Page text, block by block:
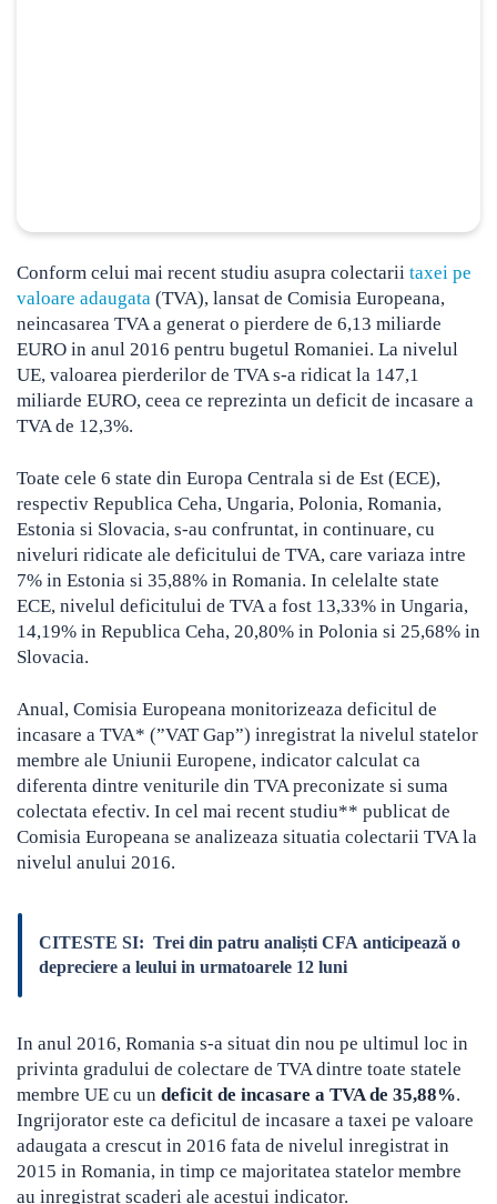
Conform celui mai recent studiu asupra colectarii taxei pe
valoare adaugata (TVA), lansat de Comisia Europeana,
neincasarea TVA a generat o pierdere de 6,13 miliarde
EURO in anul 2016 pentru bugetul Romaniei. La nivelul
UE, valoarea pierderilor de TVA s-a ridicat la 147,1
miliarde EURO, ceea ce reprezinta un deficit de incasare a
TVA de 12,3%.
Toate cele 6 state din Europa Centrala si de Est (ECE),
respectiv Republica Ceha, Ungaria, Polonia, Romania,
Estonia si Slovacia, s-au confruntat, in continuare, cu
niveluri ridicate ale deficitului de TVA, care variaza intre
7% in Estonia si 35,88% in Romania. In celelalte state
ECE, nivelul deficitului de TVA a fost 13,33% in Ungaria,
14,19% in Republica Ceha, 20,80% in Polonia si 25,68% in
Slovacia.
Anual, Comisia Europeana monitorizeaza deficitul de
incasare a TVA* (”VAT Gap”) inregistrat la nivelul statelor
membre ale Uniunii Europene, indicator calculat ca
diferenta dintre veniturile din TVA preconizate si suma
colectata efectiv. In cel mai recent studiu** publicat de
Comisia Europeana se analizeaza situatia colectarii TVA la
nivelul anului 2016.
CITESTE SI: Trei din patru analiști CFA anticipează o
depreciere a leului in urmatoarele 12 luni
In anul 2016, Romania s-a situat din nou pe ultimul loc in
privinta gradului de colectare de TVA dintre toate statele
membre UE cu un deficit de incasare a TVA de 35,88%.
Ingrijorator este ca deficitul de incasare a taxei pe valoare
adaugata a crescut in 2016 fata de nivelul inregistrat in
2015 in Romania, in timp ce majoritatea statelor membre
au inregistrat scaderi ale acestui indicator.